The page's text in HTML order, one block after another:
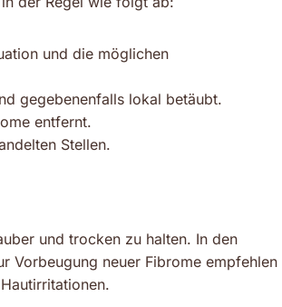
und die möglichen
gegebenenfalls lokal betäubt.
entfernt.
Stellen.
und trocken zu halten. In den
Vorbeugung neuer Fibrome empfehlen